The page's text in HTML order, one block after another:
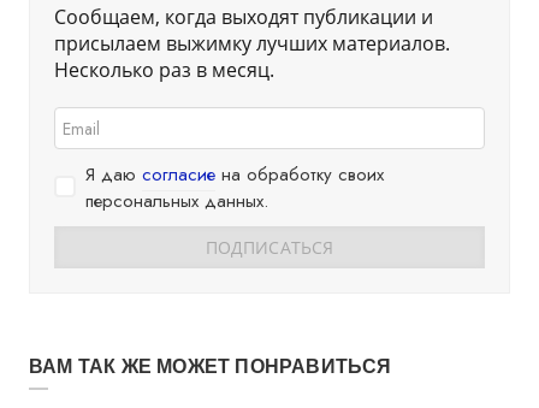
Сообщаем, когда выходят публикации и
присылаем выжимку лучших материалов.
Несколько раз в месяц.
Я даю согласие на обработку своих
персональных данных.
ВАМ ТАК ЖЕ МОЖЕТ ПОНРАВИТЬСЯ